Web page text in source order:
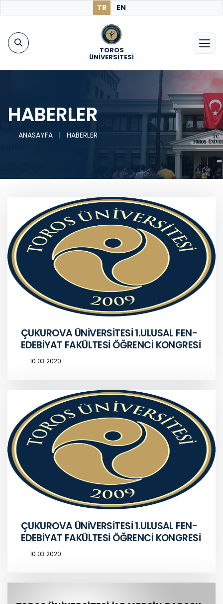
TR EN
TOROS
ÜNİVERSİTESİ
HABERLER
ANASAYFA | HABERLER
ÇUKUROVA ÜNİVERSİTESİ 1.ULUSAL FEN-
EDEBİYAT FAKÜLTESİ ÖĞRENCİ KONGRESİ
10.03.2020
ÇUKUROVA ÜNİVERSİTESİ 1.ULUSAL FEN-
EDEBİYAT FAKÜLTESİ ÖĞRENCİ KONGRESİ
10.03.2020